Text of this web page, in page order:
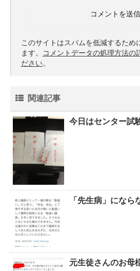
このサイトはスパムを低減するため
ます。
コメントデータの処理方法の
ださい。
関連記事
今日はセンター試
「先生病」になら
元生徒さんのお母